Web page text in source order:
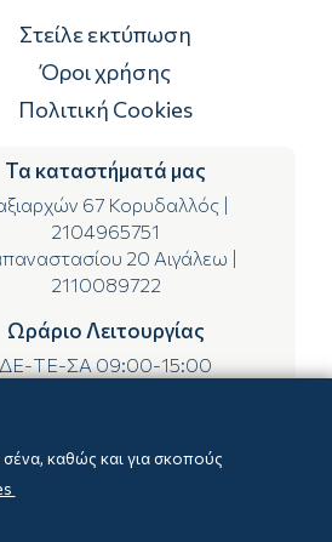
Στείλε εκτύπωση
Όροι χρήσης
Πολιτική Cookies
Τα καταστήματά μας
67 Κορυδαλλός|
2104965751
20 Αιγάλεω
2110089722
Ωράριο Λειτουργίας
ΔΕ-ΤΕ-ΣΑ 09:00-15:00
καθώς και για σκοπούς